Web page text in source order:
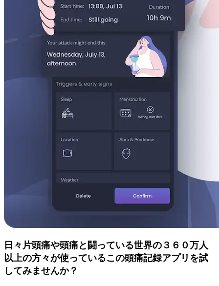
日々片頭痛や頭痛と闘っている世界の３６０万人
以上の方々が使っているこの頭痛記録アプリを試
してみませんか？